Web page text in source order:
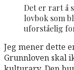
Det er rart å
lovbok som
uforståelig
Jeg mener dette
Grunnloven skal